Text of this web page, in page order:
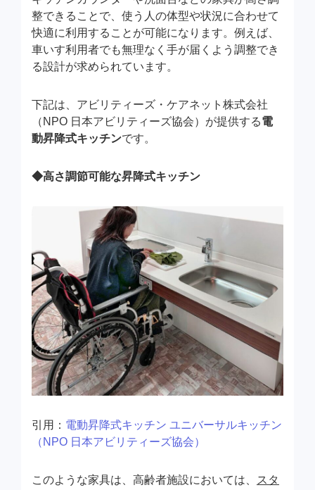
整できることで、使う人の体型や状況に合わせて
快適に利用することが可能になります。例えば、
車いす利用者でも無理なく手が届くよう調整でき
る設計が求められています。
下記は、アビリティーズ・ケアネット株式会社
（NPO 日本アビリティーズ協会）が提供する電
動昇降式キッチンです。
◆高さ調節可能な昇降式キッチン
引用： 電動昇降式キッチン ユニバーサルキッチン
（NPO 日本アビリティーズ協会）
このような家具は、高齢者施設においては、
スタ